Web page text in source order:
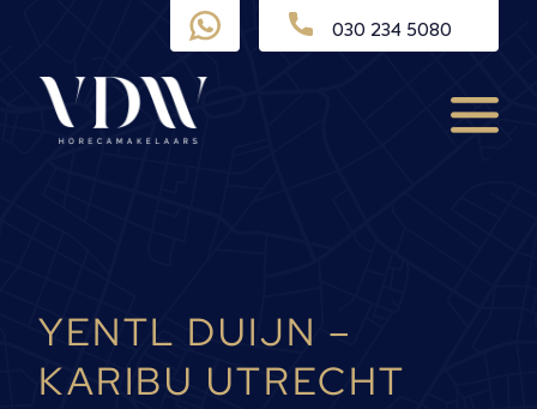
inhoud
030 234 5080
Menu
YENTL DUIJN –
KARIBU UTRECHT